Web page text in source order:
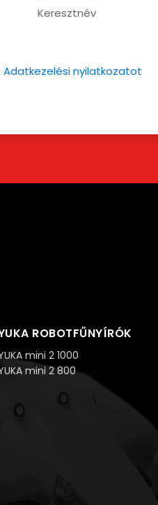
Keresztnév
Adatkezelési nyilatkozatot
ROBOTFŰNYÍRÓK
mini 2 1000
mini 2 800